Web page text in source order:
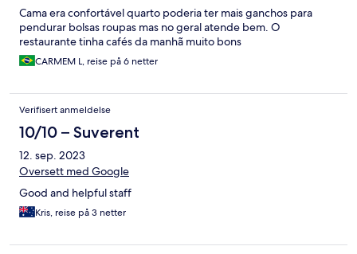
Cama era confortável quarto poderia ter mais ganchos para
pendurar bolsas roupas mas no geral atende bem. O
restaurante tinha cafés da manhã muito bons
CARMEM L, reise på 6 netter
Verifisert anmeldelse
10/10 – Suverent
12. sep. 2023
Oversett med Google
Good and helpful staff
Kris, reise på 3 netter